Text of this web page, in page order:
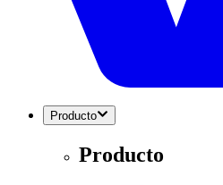
Producto
Producto